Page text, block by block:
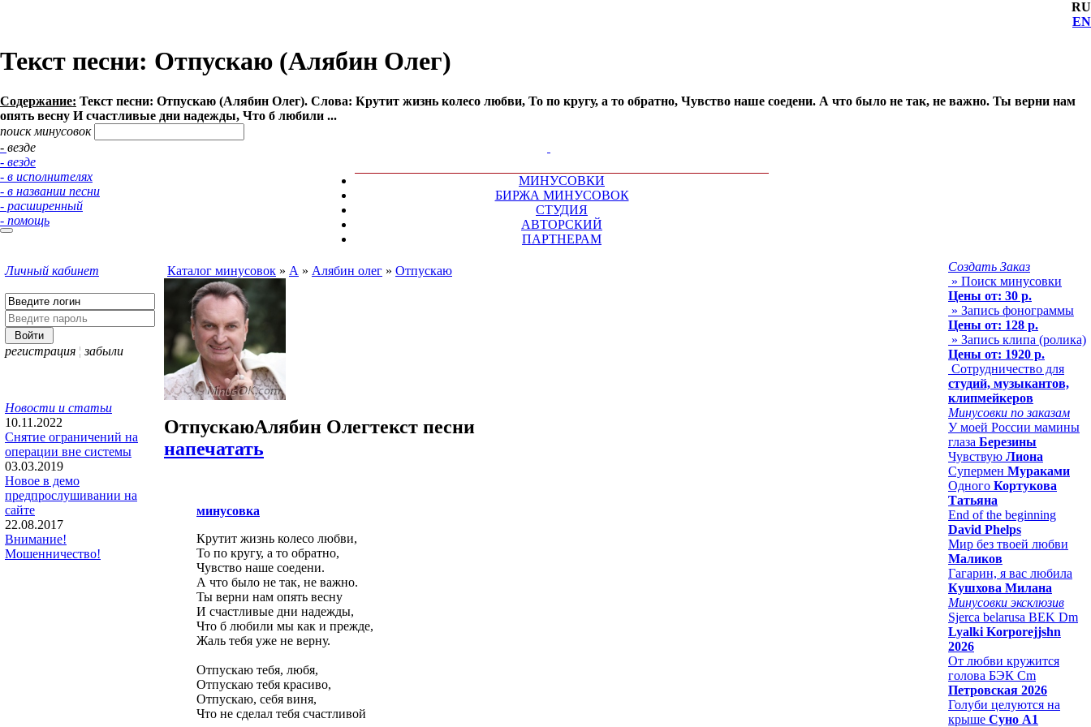
RU
EN
Текст песни: Отпускаю (Алябин Олег)
Содержание: Текст песни: Отпускаю (Алябин Олег). Слова: Крутит жизнь колесо любви, То по кругу, а то обратно, Чувство наше соедени. А что было не так, не важно. Ты верни нам
опять весну И счастливые дни надежды, Что б любили ...
поиск минусовок
- везде
- везде
- в исполнителях
- в названии песни
- расширенный
- помощь
МИНУСОВКИ
БИРЖА МИНУСОВОК
СТУДИЯ
АВТОРСКИЙ
ПАРТНЕРАМ
Личный кабинет
регистрация ¦ забыли
Новости и статьи
10.11.2022
Снятие ограничений на
операции вне системы
03.03.2019
Новое в демо
предпрослушивании на
сайте
22.08.2017
Внимание!
Мошенничество!
Каталог минусовок » А » Алябин олег » Отпускаю
ОтпускаюАлябин Олегтекст песни
напечатать
минусовка
Крутит жизнь колесо любви,
То по кругу, а то обратно,
Чувство наше соедени.
А что было не так, не важно.
Ты верни нам опять весну
И счастливые дни надежды,
Что б любили мы как и прежде,
Жаль тебя уже не верну.
Отпускаю тебя, любя,
Отпускаю тебя красиво,
Отпускаю, себя виня,
Что не сделал тебя счастливой
Создать Заказ
» Поиск минусовки
Цены от: 30 р.
» Запись фонограммы
Цены от: 128 р.
» Запись клипа (ролика)
Цены от: 1920 р.
Сотрудничество для
студий, музыкантов,
клипмейкеров
Минусовки по заказам
У моей России мамины
глаза Березины
Чувствую Лиона
Супермен Мураками
Одного Кортукова
Татьяна
End of the beginning
David Phelps
Мир без твоей любви
Маликов
Гагарин, я вас любила
Кушхова Милана
Минусовки эксклюзив
Sjerca belarusa BEK Dm
Lyalki Korporejjshn
2026
От любви кружится
голова БЭК Cm
Петровская 2026
Голуби целуются на
крыше Суно А1